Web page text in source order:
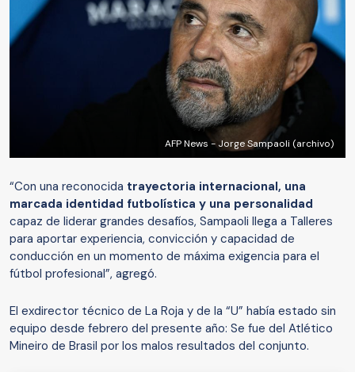
AFP News - Jorge Sampaoli (archivo)
“Con una reconocida trayectoria internacional, una
marcada identidad futbolística y una personalidad
capaz de liderar grandes desafíos, Sampaoli llega a Talleres
para aportar experiencia, convicción y capacidad de
conducción en un momento de máxima exigencia para el
fútbol profesional”, agregó.
El exdirector técnico de La Roja y de la “U” había estado sin
equipo desde febrero del presente año: Se fue del Atlético
Mineiro de Brasil por los malos resultados del conjunto.